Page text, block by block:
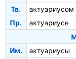
Тв.
актуариусом
Пр.
актуариусе
Им.
актуариусы